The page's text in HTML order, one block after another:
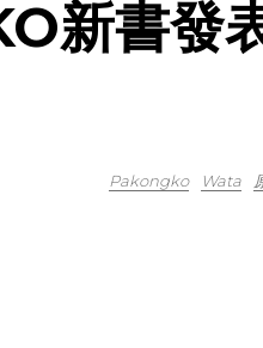
新書發
Pakongko Wata